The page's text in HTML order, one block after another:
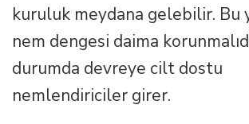
kuruluk meydana gelebilir. Bu
nem dengesi daima
durumda devreye cilt dostu
nemlendiriciler girer.